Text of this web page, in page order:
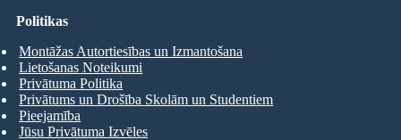
Politikas
Montāžas Autortiesības un Izmantošana
Lietošanas Noteikumi
Privātuma Politika
Privātums un Drošība Skolām un Studentiem
Pieejamība
Jūsu Privātuma Izvēles